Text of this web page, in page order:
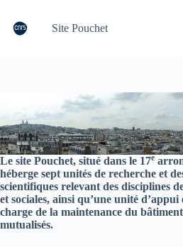
contenu
Site Pouchet
Le site Pouchet, situé dans le 17e
héberge sept unités de recherche et
scientifiques relevant des disciplines
et sociales, ainsi qu’une unité d’appui
charge de la maintenance du bâtiment
mutualisés.